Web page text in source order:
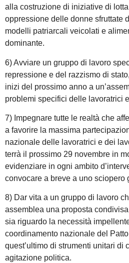
alla costruzione di iniziative di
oppressione delle donne sfruttate
modelli patriarcali veicolati e
dominante.
6) Avviare un gruppo di lavoro
repressione e del razzismo di
inizi del prossimo anno a
problemi specifici delle lavoratrici
7) Impegnare tutte le realtà che
a favorire la massima
nazionale delle lavoratrici e dei
terrà il prossimo 29 novembre in
evidenziare in ogni ambito
convocare a breve a uno sciopero
8) Dar vita a un gruppo di lavoro
assemblea una proposta
sia riguardo la necessità
coordinamento nazionale del
quest’ultimo di strumenti unitari di
agitazione politica.